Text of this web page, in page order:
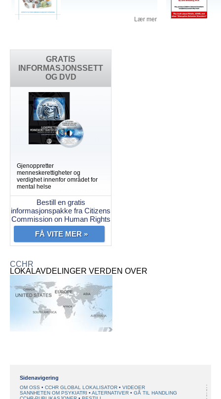
GRATIS
INFORMASJONSSETT
OG DVD
Gjenoppretter
menneskerettigheter og
verdighet innenfor området for
mental helse
Bestill en gratis
informasjonspakke fra Citizens
Commission on Human Rights
FÅ VITE MER »
CCHR
LOKALAVDELINGER VERDEN OVER
Lær mer
Sidenavigering
OM OSS CCHR GLOBAL LOKALISATOR
VIDEOER
SANNHETEN OM PSYKIATRI
ALTERNATIVER
GÅ TIL HANDLING